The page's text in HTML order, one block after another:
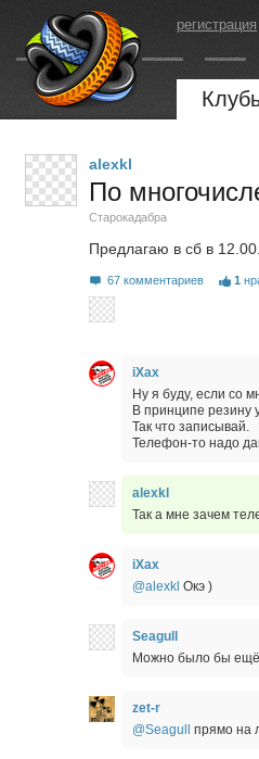
регистрация
alexkl
По
Старокадабра
Предлагаю в сб в
67 комментариев 1
iXax
Ну я буду, если со
В принципе резину
Так что записывай.
Телефон-то надо
alexkl
Так а мне зачем
iXax
@alexkl Окэ )
Seagull
Можно было бы
zet-r
@Seagull
прямо на